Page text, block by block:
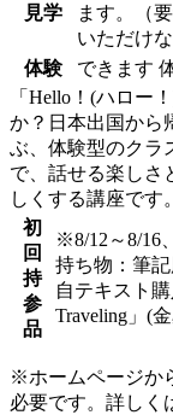
見学
ます。（
いただけ
体験
できます
「Hello！(ハロー
か？日本出国から
ぶ、体験型のクラ
で、話せる楽しさ
しくする講座です。
初
回
持
参
品
※8/12～8/16
持ち物：筆
自テキスト
Traveling」(
※ホームページか
必要です。詳しく